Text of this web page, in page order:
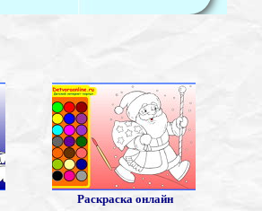
Раскраска онлайн